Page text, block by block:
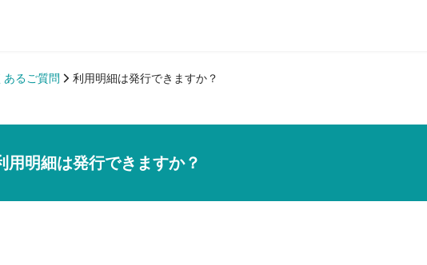
あるご質問 利用明細は発行できますか？
用明細は発行できますか？